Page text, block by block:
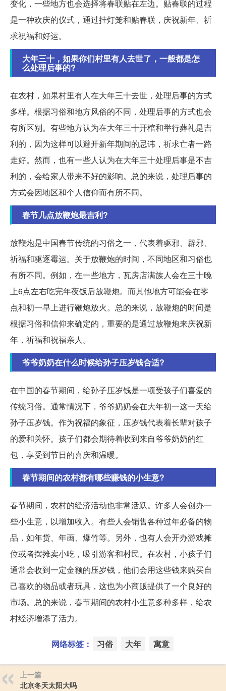
变化，一些地方也会选择将春联贴在左边。贴春联的过程
是一种欢庆的仪式，通过挂灯笼和贴春联，庆祝新年、祈
求祝福和好运。
大年三十，如果你们村里有人去世了，一般都是怎
么处理后事的?
在农村，如果村里有人在大年三十去世，处理后事的方式
多样。根据习俗和地方风俗的不同，处理后事的方式也会
有所区别。有些地方认为在大年三十开棺和举行葬礼是吉
利的，因为这样可以避开新年期间的忌讳，祈求亡者一路
走好。然而，也有一些人认为在大年三十处理后事是不吉
利的，会给家人带来不好的影响。总的来说，处理后事的
方式会因地区和个人信仰而有所不同。
春节几点放鞭炮最吉利?
放鞭炮是中国春节传统的习俗之一，代表着驱邪、辟邪、
祈福和驱逐霉运。关于放鞭炮的时间，不同地区和习俗也
有所不同。例如，在一些地方，瓦房店满族人会在三十晚
上6点左右吃完年夜饭后放鞭炮。而其他地方可能会在零
点和初一早上进行鞭炮放火。总的来说，放鞭炮的时间是
根据习俗和信仰来确定的，重要的是通过放鞭炮来庆祝新
年，祈福和祝福亲人。
爷爷奶奶在什么时候给孙子压岁钱合适?
在中国的春节期间，给孙子压岁钱是一项受孩子们喜爱的
传统习俗。通常情况下，爷爷奶奶会在大年初一这一天给
孙子压岁钱。作为祝福的象征，压岁钱代表着长辈对孩子
的爱和关怀。孩子们都会期待着收到来自爷爷奶奶的红
包，享受到节日的喜庆和温暖。
春节期间的农村都有哪些赚钱的小生意?
春节期间，农村的经济活动也非常活跃。许多人会创办一
些小生意，以增加收入。有些人会销售各种过年必备的物
品，如年货、年画、爆竹等。另外，也有人会开办游戏摊
位或者摆摊卖小吃，吸引游客和村民。在农村，小孩子们
通常会收到一定金额的压岁钱，他们会用这些钱来购买自
己喜欢的物品或者玩具，这也为小商贩提供了一个良好的
市场。总的来说，春节期间的农村小生意多种多样，给农
村经济增添了活力。
网络标签： 习俗 大年 寓意
上一篇
北京冬天太阳大吗